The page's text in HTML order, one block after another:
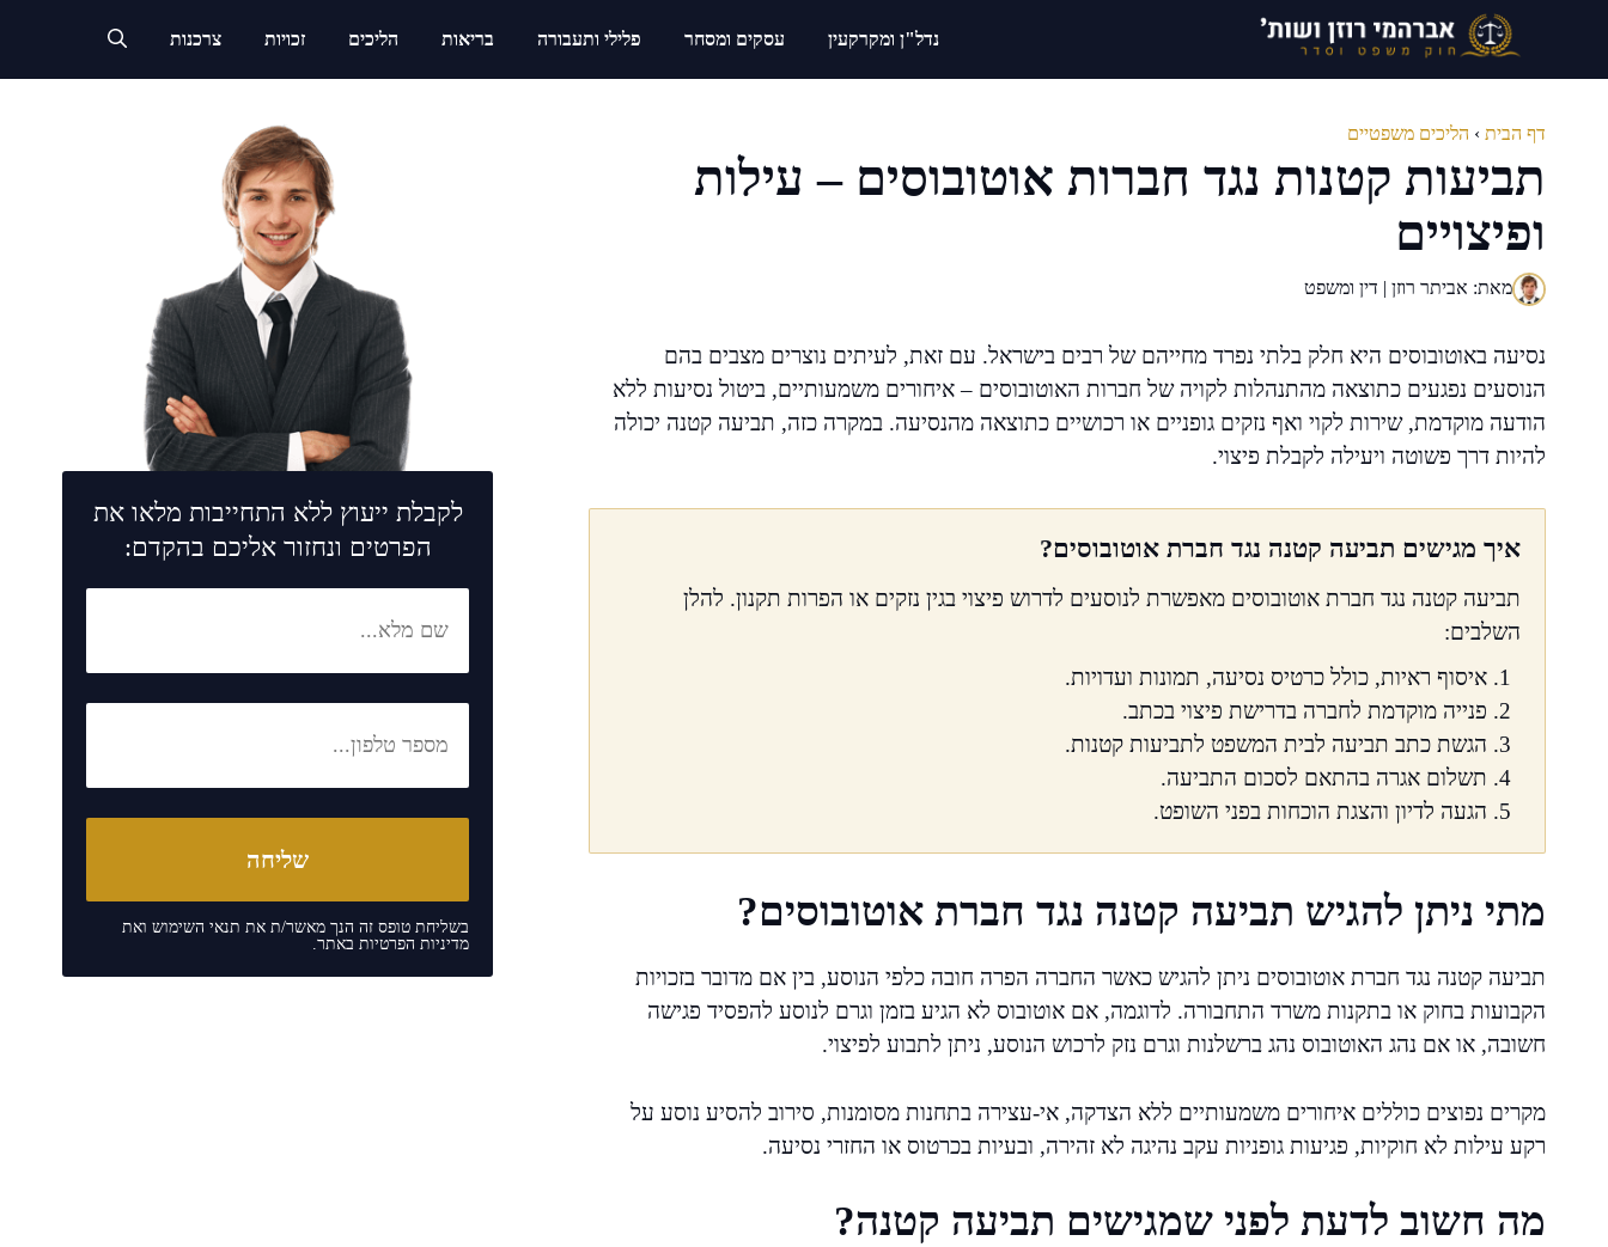
נדל"ן ומקרקעין עסקים ומסחר פלילי ותעבורה בריאות הליכים זכויות צרכנות
דף הבית › הליכים משפטיים
תביעות קטנות נגד חברות אוטובוסים – עילות
ופיצויים
מאת: אביתר רוזן | דין ומשפט
נסיעה באוטובוסים היא חלק בלתי נפרד מחייהם של רבים בישראל. עם זאת, לעיתים נוצרים מצבים בהם
הנוסעים נפגעים כתוצאה מהתנהלות לקויה של חברות האוטובוסים – איחורים משמעותיים, ביטול נסיעות ללא
הודעה מוקדמת, שירות לקוי ואף נזקים גופניים או רכושיים כתוצאה מהנסיעה. במקרה כזה, תביעה קטנה יכולה
להיות דרך פשוטה ויעילה לקבלת פיצוי.
איך מגישים תביעה קטנה נגד חברת אוטובוסים?
תביעה קטנה נגד חברת אוטובוסים מאפשרת לנוסעים לדרוש פיצוי בגין נזקים או הפרות תקנון. להלן
השלבים:
איסוף ראיות, כולל כרטיס נסיעה, תמונות ועדויות.
פנייה מוקדמת לחברה בדרישת פיצוי בכתב.
הגשת כתב תביעה לבית המשפט לתביעות קטנות.
תשלום אגרה בהתאם לסכום התביעה.
הגעה לדיון והצגת הוכחות בפני השופט.
מתי ניתן להגיש תביעה קטנה נגד חברת אוטובוסים?
תביעה קטנה נגד חברת אוטובוסים ניתן להגיש כאשר החברה הפרה חובה כלפי הנוסע, בין אם מדובר בזכויות
הקבועות בחוק או בתקנות משרד התחבורה. לדוגמה, אם אוטובוס לא הגיע בזמן וגרם לנוסע להפסיד פגישה
חשובה, או אם נהג האוטובוס נהג ברשלנות וגרם נזק לרכוש הנוסע, ניתן לתבוע לפיצוי.
מקרים נפוצים כוללים איחורים משמעותיים ללא הצדקה, אי-עצירה בתחנות מסומנות, סירוב להסיע נוסע על
רקע עילות לא חוקיות, פגיעות גופניות עקב נהיגה לא זהירה, ובעיות בכרטוס או החזרי נסיעה.
מה חשוב לדעת לפני שמגישים תביעה קטנה?
לקבלת ייעוץ ללא התחייבות מלאו את
הפרטים ונחזור אליכם בהקדם:
בשליחת טופס זה הנך מאשר/ת את תנאי השימושואת
מדיניות הפרטיותבאתר.